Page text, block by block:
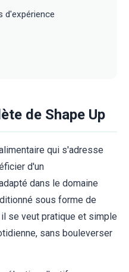
d'expérience
de Shape Up
qui s'adresse
d'un
dans le domaine
sous forme de
se veut pratique et simple
sans bouleverser